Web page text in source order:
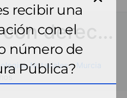
Notariales - Murcia
recibir una
con el
número de
Pública?